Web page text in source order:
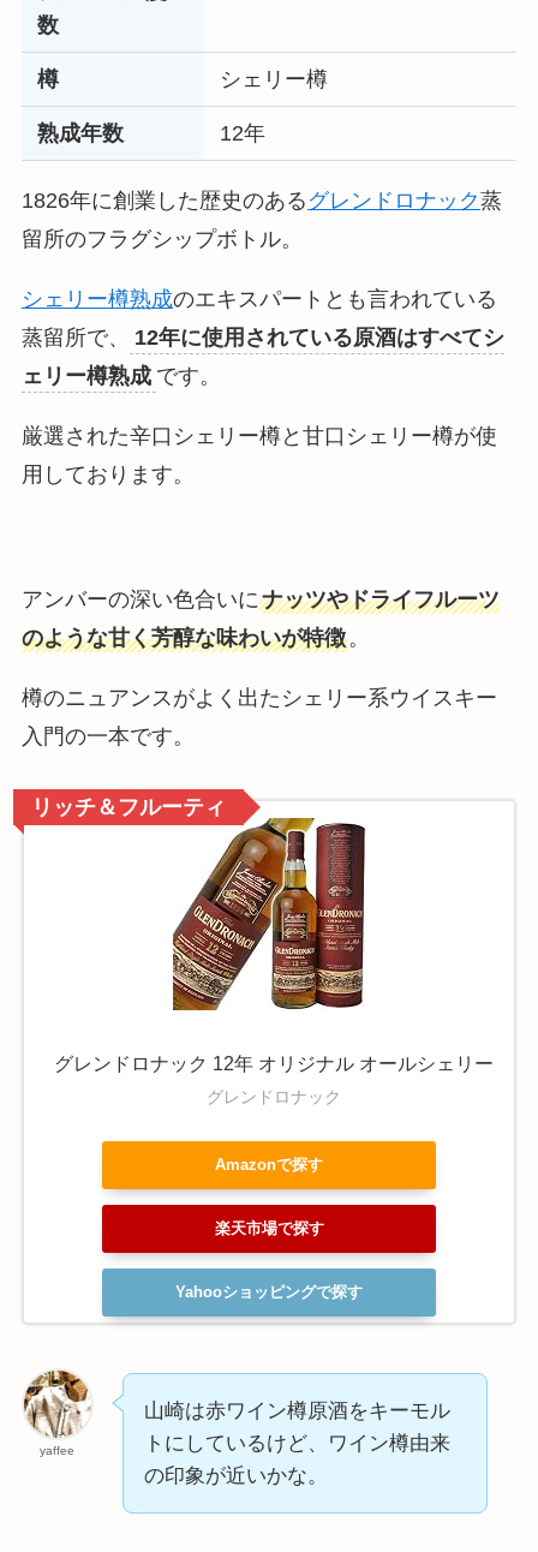
数
樽 シェリー樽
熟成年数 12年
1826年に創業した歴史のある グレンドロナック蒸
留所のフラグシップボトル。
シェリー樽熟成のエキスパートとも言われている
蒸留所で、
12年に使用されている原酒はすべてシ
ェリー樽熟成 です。
厳選された辛口シェリー樽と甘口シェリー樽が使
用しております。
アンバーの深い色合いにナッツやドライフルーツ
のような甘く芳醇な味わいが特徴。
樽のニュアンスがよく出たシェリー系ウイスキー
入門の一本です。
グレンドロナック 12年 オリジナル オールシェリー
グレンドロナック
Amazonで探す
楽天市場で探す
Yahooショッピングで探す
リッチ＆フルーティ
yaffee
山崎は赤ワイン樽原酒をキーモル
トにしているけど、ワイン樽由来
の印象が近いかな。